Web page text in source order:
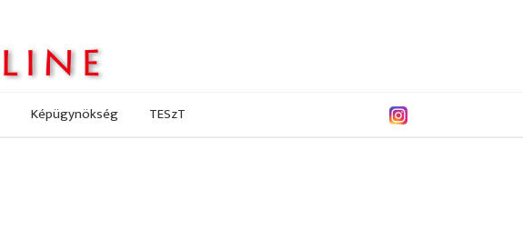
Képügynökség TESzT